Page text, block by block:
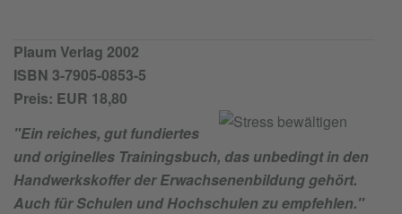
Plaum Verlag 2002
ISBN 3-7905-0853-5
Preis: EUR 18,80
"Ein reiches, gut fundiertes
und originelles Trainingsbuch, das unbedingt in den
Handwerkskoffer der Erwachsenenbildung gehört.
Auch für Schulen und Hochschulen zu empfehlen."